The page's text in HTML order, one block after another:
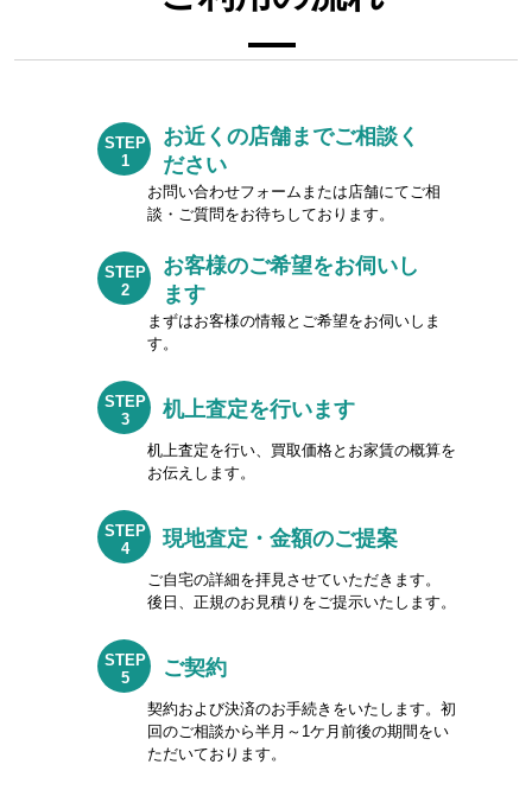
STEP
1
お近くの店舗までご相談く
ださい
お問い合わせフォームまたは店舗にてご相
談・ご質問をお待ちしております。
STEP
2
お客様のご希望をお伺いし
ます
まずはお客様の情報とご希望をお伺いしま
す。
STEP
3
机上査定を行います
机上査定を行い、買取価格とお家賃の概算を
お伝えします。
STEP
4
現地査定・金額のご提案
ご自宅の詳細を拝見させていただきます。
後日、正規のお見積りをご提示いたします。
STEP
5
ご契約
契約および決済のお手続きをいたします。初
回のご相談から半月～1ケ月前後の期間をい
ただいております。